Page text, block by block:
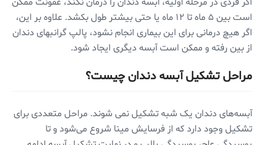
است بین ۵ ماه تا ۱۲ ماه یا حتی بیشتر طول بکشد. علاوه بر این،
اگر هیچ درمانی برای این بیماری انجام نشود، پالپ گرانبهای دندان
از بین رفته و ممکن است آبسه دیگری ایجاد شود.
مراحل تشکیل آبسه دندان چیست؟
آبسه‌های دندان یک شبه تشکیل نمی شوند. مراحل متعددی برای
تشکیل وجود دارد که از فرسایش مینا شروع می‌شود و تا